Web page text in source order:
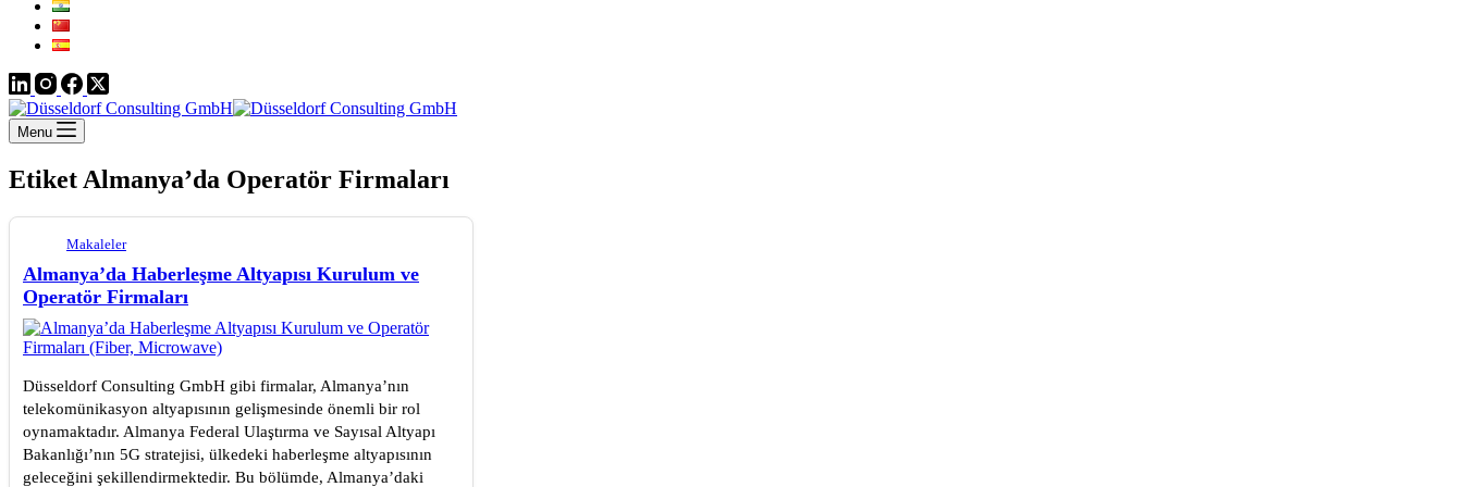
Menu
Etiket Almanya’da Operatör Firmaları
Makaleler
Almanya’da Haberleşme Altyapısı Kurulum ve
Operatör Firmaları
Düsseldorf Consulting GmbH gibi firmalar, Almanya’nın
telekomünikasyon altyapısının gelişmesinde önemli bir rol
oynamaktadır. Almanya Federal Ulaştırma ve Sayısal Altyapı
Bakanlığı’nın 5G stratejisi, ülkedeki haberleşme altyapısının
geleceğini şekillendirmektedir. Bu bölümde, Almanya’daki